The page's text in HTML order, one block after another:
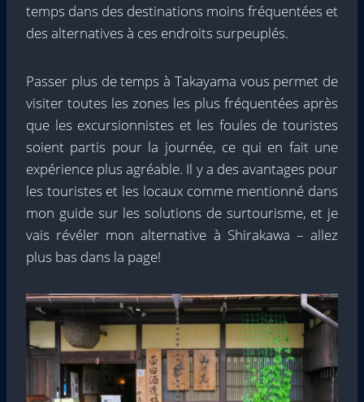
temps dans des destinations moins fréquentées et
des alternatives à ces endroits surpeuplés.
Passer plus de temps à Takayama vous permet de
visiter toutes les zones les plus fréquentées après
que les excursionnistes et les foules de touristes
soient partis pour la journée, ce qui en fait une
expérience plus agréable. Il y a des avantages pour
les touristes et les locaux comme mentionné dans
mon guide sur les solutions de surtourisme, et je
vais révéler mon alternative à Shirakawa – allez
plus bas dans la page!